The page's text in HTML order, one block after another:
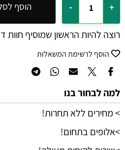
הוסף
רוצה להיות הראשון שמוסיף חוות
הוסף לרשימת המשאלות
למה לבחור בנו
> מחירים ללא תחרות!
>אלופים בתחום!